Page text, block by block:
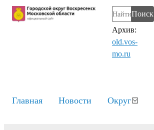
Поиск
Архив:
old.vos-
mo.ru
Главная Новости Округ